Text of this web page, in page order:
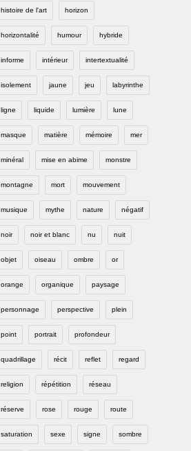
histoire de l'art horizon
horizontalité humour hybride
informe intérieur intertextualité
isolement jaune jeu labyrinthe
ligne liquide lumière lune
masque matière mémoire mer
minéral mise en abime monstre
montagne mort mouvement
musique mythe nature négatif
noir noir et blanc nu nuit
objet oiseau ombre or
orange organique paysage
personnage perspective plein
point portrait profondeur
quadrillage récit reflet regard
religion répétition réseau
réserve rose rouge route
saturation sexe signe sombre